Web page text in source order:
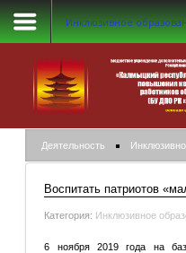
Инклюзивное
Деятельность
Воспитать патриотов
Категория: Инклюзивное
6 ноября 2019 года на